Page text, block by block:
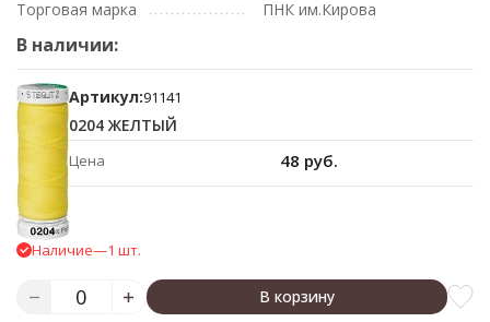
Торговая марка
ПНК им.Кирова
В наличии:
Артикул:91141
0204 ЖЕЛТЫЙ
Цена 48 руб.
Наличие—1 шт.
В корзину